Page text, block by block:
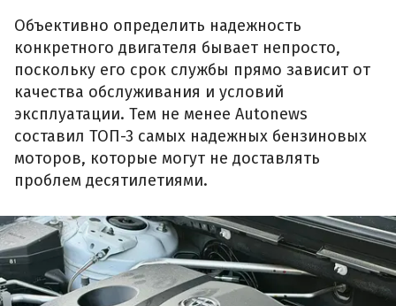
Объективно определить надежность
конкретного двигателя бывает непросто,
поскольку его срок службы прямо зависит от
качества обслуживания и условий
эксплуатации. Тем не менее Autonews
составил ТОП-3 самых надежных бензиновых
моторов, которые могут не доставлять
проблем десятилетиями.